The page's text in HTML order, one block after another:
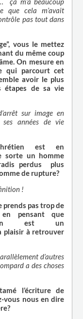
que cela m’avait
pas tout dans
vous le mettez
du même coup
On mesure en
qui parcourt cet
avoir le plus
étapes de sa vie
sur image en
années de vie
est en
sorte un homme
perdus plus
de rupture?
!
prends pas trop de
pensant que
est un
plaisir à retrouver
d’autres
a des choses
l’écriture de
vous nous en dire